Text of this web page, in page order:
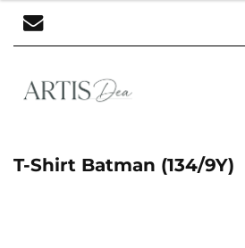
T-Shirt Batman (134/9Y)